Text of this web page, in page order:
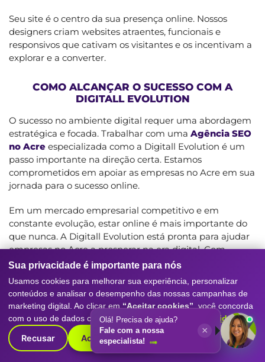
Seu site é o centro da sua presença online. Nossos
designers criam websites atraentes, funcionais e
responsivos que cativam os visitantes e os incentivam a
explorar e a converter.
COMO ALCANÇAR O SUCESSO COM A
DIGITALL EVOLUTION
O sucesso no ambiente digital requer uma abordagem
estratégica e focada. Trabalhar com uma Agência SEO
no Acre especializada como a Digitall Evolution é um
passo importante na direção certa. Estamos
comprometidos em apoiar as empresas no Acre em sua
jornada para o sucesso online.
Em um mercado empresarial competitivo e em
constante evolução, estar online é mais importante do
que nunca. A Digitall Evolution está pronta para ajudar
empresas no Acre a prosperar na era digital. Com
estratégias personalizadas, otimização de conteúdo,
preparados para atender às necessidades específicas da
sua empresa. Entre em contato conosco hoje mesmo e
descubra como podemos impulsionar sua presença
online e seu sucesso no Acre. Estamos ansiosos para ser
parte da sua jornada rumo ao topo dos resultados de
pesquisa.
Sua privacidade é importante para nós
Usamos cookies para melhorar sua experiência, personalizar
conteúdos e analisar o desempenho das nossas campanhas de
marketing digital. Ao clicar em “Aceitar cookies” , você concorda
com o uso de dados conforme nossaPolítica de Privacidade.
Recusar Aceitar cookies
Olá! Precisa de ajuda?
Fale com a nossa
especialista!
×